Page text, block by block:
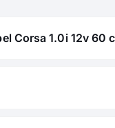
Corsa 1.0i 12v 60